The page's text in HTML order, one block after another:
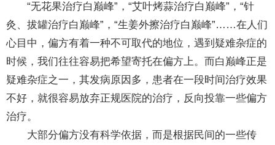
“无花果治疗白巅峰”，“艾叶烤蒜治疗白巅峰”，“针
灸、拔罐治疗白巅峰”，“生姜外擦治疗白巅峰”……在人们
心目中，偏方有着一种不可取代的地位，遇到疑难杂症的
时候，我们往往容易把希望寄托在偏方上。而白巅峰正是
疑难杂症之一，其发病原因多，患者在一段时间治疗效果
不好，就很容易放弃正规医院的治疗，反向投靠一些偏方
治疗。
大部分偏方没有科学依据，而是根据民间的一些传